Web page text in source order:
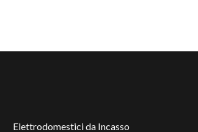
Elettrodomestici da Incasso